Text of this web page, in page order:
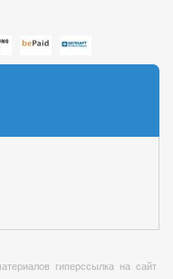
гиперссылка на сайт